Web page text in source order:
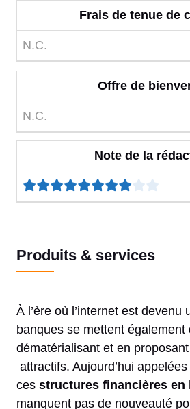
Frais de tenue de
N.C.
Offre de
N.C.
Note de la
Produits & services
À l’ère où l’internet est devenu
banques se mettent
dématérialisant et en
attractifs. Aujourd’hui
ces structures financières en
manquent pas de nouveauté